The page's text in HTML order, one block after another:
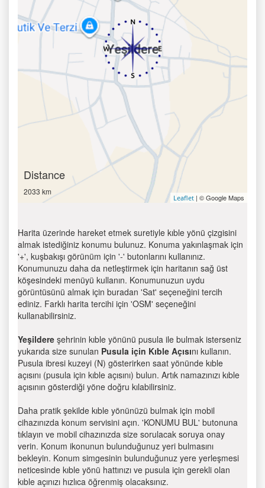
Distance
2033 km
Leaflet | © Google Maps
Harita üzerinde hareket etmek suretiyle kıble yönü çizgisini
almak istediğiniz konumu bulunuz. Konuma yakınlaşmak için
'+', kuşbakışı görünüm için '-' butonlarını kullanınız.
Konumunuzu daha da netleştirmek için haritanın sağ üst
köşesindeki menüyü kullanın. Konumunuzun uydu
görüntüsünü almak için buradan 'Sat' seçeneğini tercih
ediniz. Farklı harita tercihi için 'OSM' seçeneğini
kullanabilirsiniz.
Yeşildere şehrinin kıble yönünü pusula ile bulmak isterseniz
yukarıda size sunulan Pusula için Kıble Açısını kullanın.
Pusula ibresi kuzeyi (N) gösterirken saat yönünde kıble
açısını (pusula için kıble açısını) bulun. Artık namazınızı kıble
açısının gösterdiği yöne doğru kılabilirsiniz.
Daha pratik şekilde kıble yönünüzü bulmak için mobil
cihazınızda konum servisini açın. 'KONUMU BUL' butonuna
tıklayın ve mobil cihazınızda size sorulacak soruya onay
verin. Konum ikonunun bulunduğunuz yeri bulmasını
bekleyin. Konum simgesinin bulunduğunuz yere yerleşmesi
neticesinde kıble yönü hattınızı ve pusula için gerekli olan
kıble açınızı hızlıca öğrenmiş olacaksınız.